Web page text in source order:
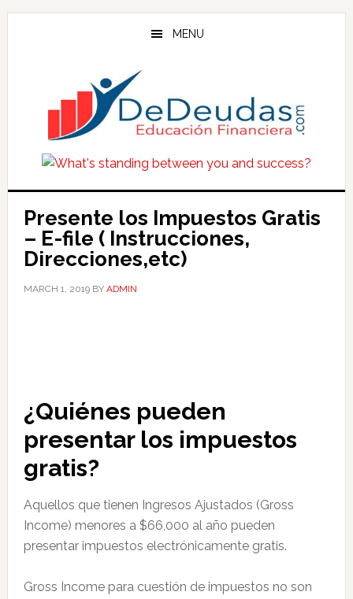
Skip
Skip
Skip
MENU
Presente los Impuestos Gratis
– E-file ( Instrucciones,
Direcciones,etc)
MARCH 1, 2019BY ADMIN
¿Quiénes pueden
presentar los impuestos
gratis?
Aquellos que tienen Ingresos Ajustados (Gross
Income) menores a $66,000 al año pueden
presentar impuestos electrónicamente gratis.
Gross Income para cuestión de impuestos no son